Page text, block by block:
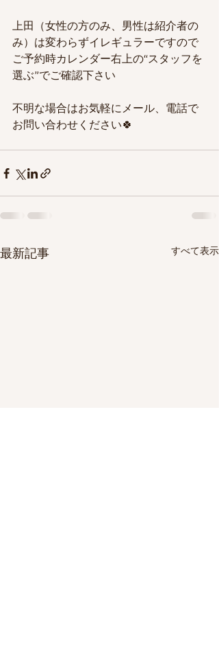
上田（女性の方のみ、男性は紹介者の
み）は変わらずイレギュラーですので
ご予約時カレンダー右上の“スタッフを
選ぶ”でご確認下さい
不明な場合はお気軽にメール、電話で
お問い合わせください🍀
最新記事 すべて表示